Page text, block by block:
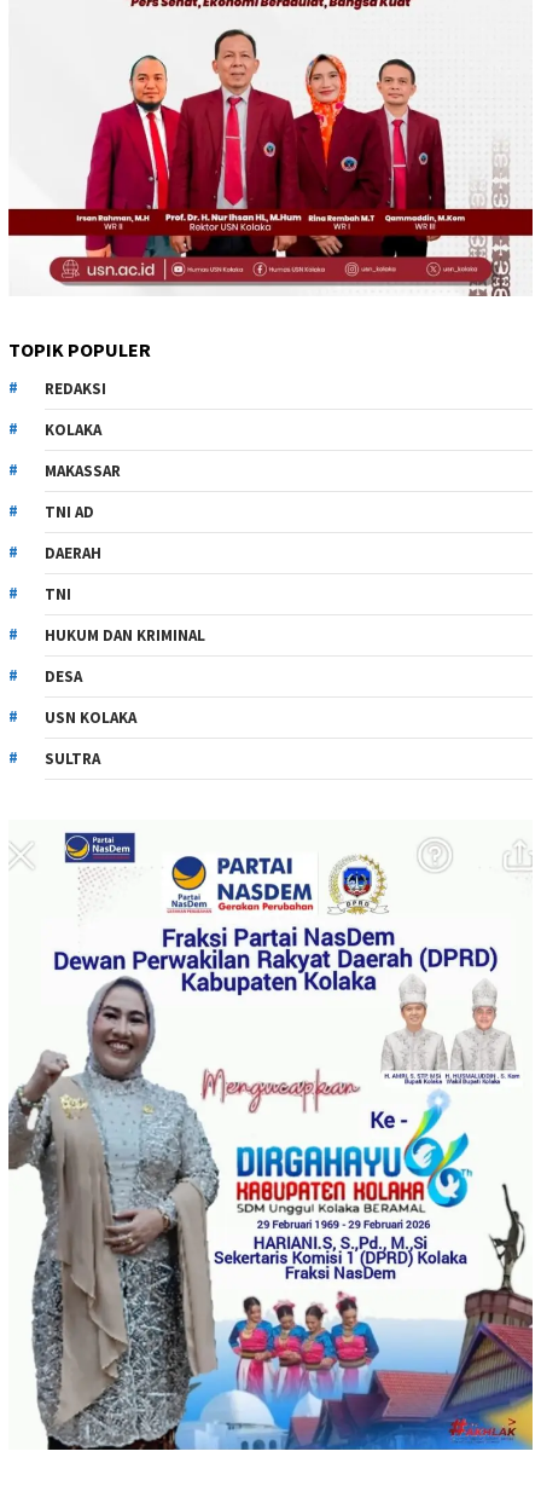
TOPIK POPULER
REDAKSI
KOLAKA
MAKASSAR
TNI AD
DAERAH
TNI
HUKUM DAN KRIMINAL
DESA
USN KOLAKA
SULTRA